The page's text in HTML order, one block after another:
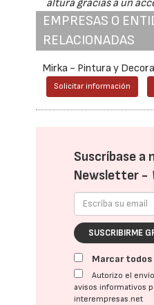
altura gracias a un
EMPRESAS O
RELACIONADAS
Mirka - Pintura y
Solicitar información
Suscríbase a
Newsletter -
SUSCRIBIRME
Marcar todos
Autorizo el
avisos informativos
interempresas.net